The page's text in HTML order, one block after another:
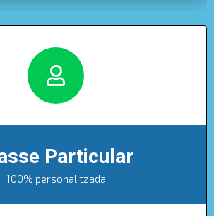
Particular
100% personalitzada